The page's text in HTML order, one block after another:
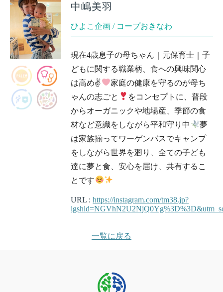
中嶋美羽
ひよこ企画 / コープおきなわ
現在4歳息子の母ちゃん｜元保育士｜子
どもに関する職業柄、食への興味関心
は高め✌
家庭の健康を守るのが母ち
ゃんの志ごと
をコンセプトに、普段
からオーガニックや地場産、季節の食
材など意識をしながら平和守り中
夢
は家族揃ってワーゲンバスでキャンプ
をしながら世界を廻り、全ての子ども
達に夢と食、安心を届け、共有するこ
とです
URL :https://instagram.com/tm38.jp?
一覧に戻る